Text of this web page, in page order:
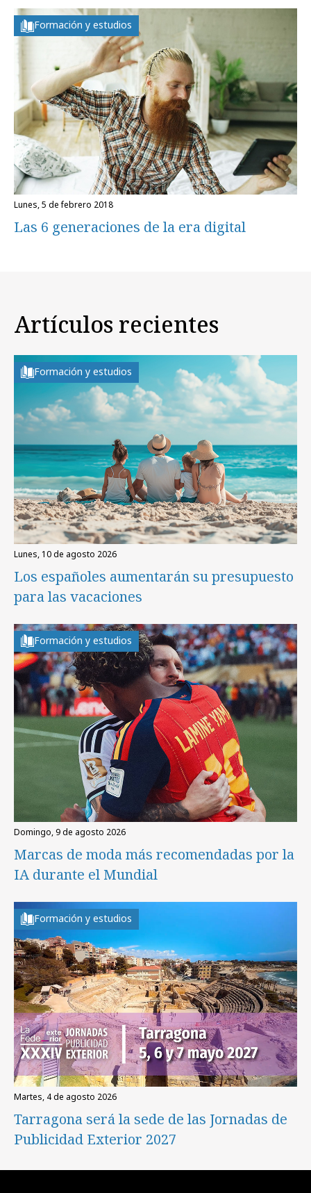
Formación y estudios
lunes, 5 de febrero 2018
Las 6 generaciones de la era digital
Artículos recientes
Formación y estudios
lunes, 10 de agosto 2026
Los españoles aumentarán su presupuesto
para las vacaciones
Formación y estudios
domingo, 9 de agosto 2026
Marcas de moda más recomendadas por la
IA durante el Mundial
Formación y estudios
martes, 4 de agosto 2026
Tarragona será la sede de las Jornadas de
Publicidad Exterior 2027